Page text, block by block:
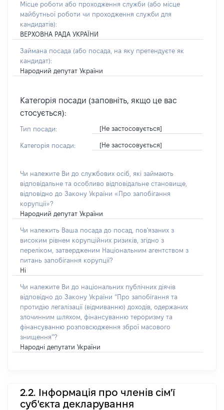
Місце роботи або проходження служби (або місце
майбутньої роботи чи проходження служби для
кандидатів):
ВЕРХОВНА РАДА УКРАЇНИ
Займана посада (або посада, на яку претендуєте як
кандидат):
Народний депутат України
Категорія посади (заповніть, якщо це вас
стосується):
Тип посади: [Не застосовується]
Категорія посади: [Не застосовується]
Чи належите Ви до службових осіб, які займають
відповідальне та особливо відповідальне становище,
відповідно до Закону України «Про запобігання
корупції»?
Народний депутат України
Чи належить Ваша посада до посад, пов'язаних з
високим рівнем корупційних ризиків, згідно з
переліком, затвердженим Національним агентством з
питань запобігання корупції?
Ні
Чи належите Ви до національних публічних діячів
відповідно до Закону України “Про запобігання та
протидію легалізації (відмиванню) доходів, одержаних
злочинним шляхом, фінансуванню тероризму та
фінансуванню розповсюдження зброї масового
знищення”?
Народні депутати України
2.2. Інформація про членів сім'ї
суб'єкта декларування